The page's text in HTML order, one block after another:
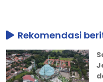
Rekomendasi